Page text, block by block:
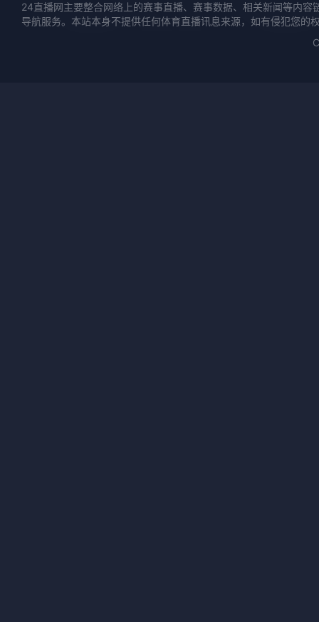
24直播网主要整合网络上的赛事直播、赛事数据、相关新闻等内
导航服务。本站本身不提供任何体育直播讯息来源，如有侵犯您的